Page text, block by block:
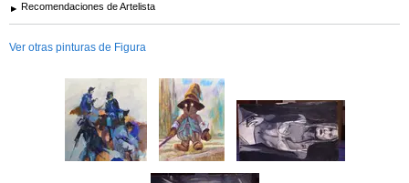
Recomendaciones de Artelista
Ver otras pinturas de Figura